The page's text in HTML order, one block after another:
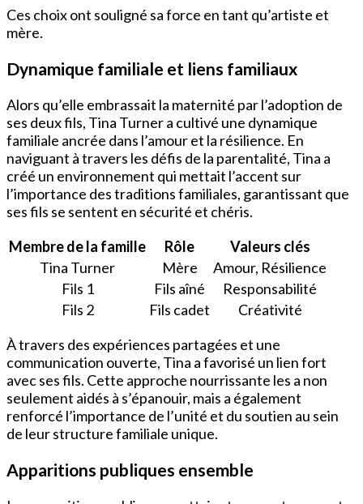
Ces choix ont souligné sa force en tant qu’artiste et
mère.
Dynamique familiale et liens familiaux
Alors qu’elle embrassait la maternité par l’adoption de
ses deux fils, Tina Turner a cultivé une dynamique
familiale ancrée dans l’amour et la résilience. En
naviguant à travers les défis de la parentalité, Tina a
créé un environnement qui mettait l’accent sur
l’importance des traditions familiales, garantissant que
ses fils se sentent en sécurité et chéris.
Membre de la famille
Rôle
Valeurs clés
Tina Turner
Mère
Amour, Résilience
Fils 1
Fils aîné
Responsabilité
Fils 2
Fils cadet
Créativité
À travers des expériences partagées et une
communication ouverte, Tina a favorisé un lien fort
avec ses fils. Cette approche nourrissante les a non
seulement aidés à s’épanouir, mais a également
renforcé l’importance de l’unité et du soutien au sein
de leur structure familiale unique.
Apparitions publiques ensemble